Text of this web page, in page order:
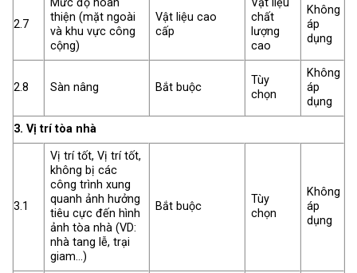
2.7
Mức độ hoàn
thiện (mặt ngoài
và khu vực công
cộng)
Vật liệu cao
cấp
Vật liệu
chất
lượng
cao
Không
áp
dụng
2.8 Sàn nâng Bắt buộc
Tùy
chọn
Không
áp
dụng
3. Vị trí tòa nhà
3.1
Vị trí tốt, Vị trí tốt,
không bị các
công trình xung
quanh ảnh hưởng
tiêu cực đến hình
ảnh tòa nhà (VD:
nhà tang lễ, trại
giam…)
Bắt buộc
Tùy
chọn
Không
áp
dụng